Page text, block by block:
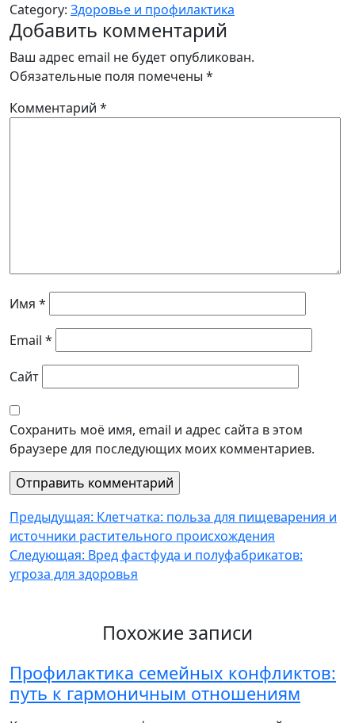
Category: Здоровье и профилактика
Добавить комментарий
Ваш адрес email не будет опубликован.
Обязательные поля помечены *
Комментарий *
Имя *
Email *
Сайт
Сохранить моё имя, email и адрес сайта в этом
браузере для последующих моих комментариев.
Навигация
по
записям
Предыдущая: Клетчатка: польза для пищеварения и
источники растительного происхождения
Следующая: Вред фастфуда и полуфабрикатов:
угроза для здоровья
Похожие записи
Профилактика семейных конфликтов:
путь к гармоничным отношениям